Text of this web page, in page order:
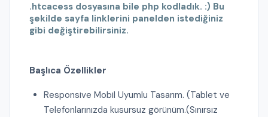
.htcacess dosyasına bile php kodladık. :) Bu
şekilde sayfa linklerini panelden istediğiniz
gibi değiştirebilirsiniz.
Başlıca Özellikler
Responsive Mobil Uyumlu Tasarım. (Tablet ve
Telefonlarınızda kusursuz görünüm.(Sınırsız